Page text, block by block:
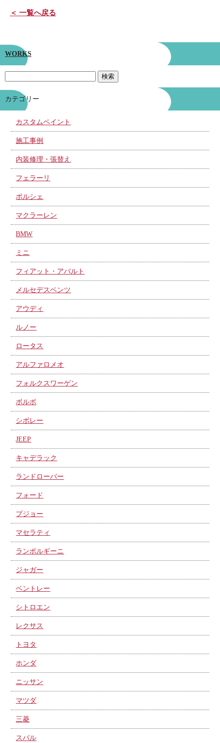
＜ 一覧へ戻る
WORKS
カテゴリー
カスタムペイント
施工事例
内装修理・張替え
フェラーリ
ポルシェ
マクラーレン
BMW
ミニ
フィアット・アバルト
メルセデスベンツ
アウディ
ルノー
ロータス
アルファロメオ
フォルクスワーゲン
ボルボ
シボレー
JEEP
キャデラック
ランドローバー
フォード
プジョー
マセラティ
ランボルギーニ
ジャガー
ベントレー
シトロエン
レクサス
トヨタ
ホンダ
ニッサン
マツダ
三菱
スバル